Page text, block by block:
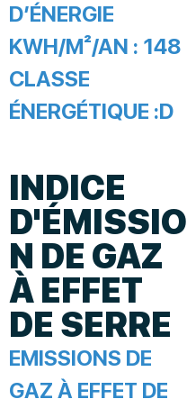
D’ÉNERGIE
KWH/M²/AN : 148
CLASSE
ÉNERGÉTIQUE :D
INDICE
D'ÉMISSIO
N DE GAZ
À EFFET
DE SERRE
EMISSIONS DE
GAZ À EFFET DE